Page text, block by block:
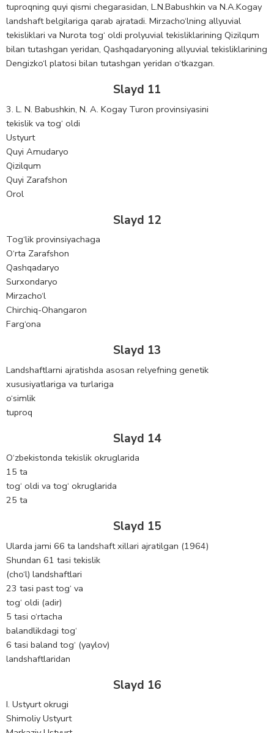
tuproqning quyi qismi chegarasidan, L.N.Babushkin va N.A.Kogay
landshaft belgilariga qarab ajratadi. Mirzacho‘lning allyuvial
tekisliklari va Nurota tog‘ oldi prolyuvial tekisliklarining Qizilqum
bilan tutashgan yeridan, Qashqadaryoning allyuvial tekisliklarining
Dengizko‘l platosi bilan tutashgan yeridan o‘tkazgan.
Slayd 11
3. L. N. Babushkin, N. A. Kogay Turon provinsiyasini
tekislik va tog‘ oldi
Ustyurt
Quyi Amudaryo
Qizilqum
Quyi Zarafshon
Orol
Slayd 12
Tog‘lik provinsiyachaga
O‘rta Zarafshon
Qashqadaryo
Surxondaryo
Mirzacho‘l
Chirchiq-Ohangaron
Farg‘ona
Slayd 13
Landshaftlarni ajratishda asosan relyefning genetik
xususiyatlariga va turlariga
o‘simlik
tuproq
Slayd 14
O‘zbekistonda tekislik okruglarida
15 ta
tog‘ oldi va tog‘ okruglarida
25 ta
Slayd 15
Ularda jami 66 ta landshaft xillari ajratilgan (1964)
Shundan 61 tasi tekislik
(cho‘l) landshaftlari
23 tasi past tog‘ va
tog‘ oldi (adir)
5 tasi o‘rtacha
balandlikdagi tog‘
6 tasi baland tog‘ (yaylov)
landshaftlaridan
Slayd 16
I. Ustyurt okrugi
Shimoliy Ustyurt